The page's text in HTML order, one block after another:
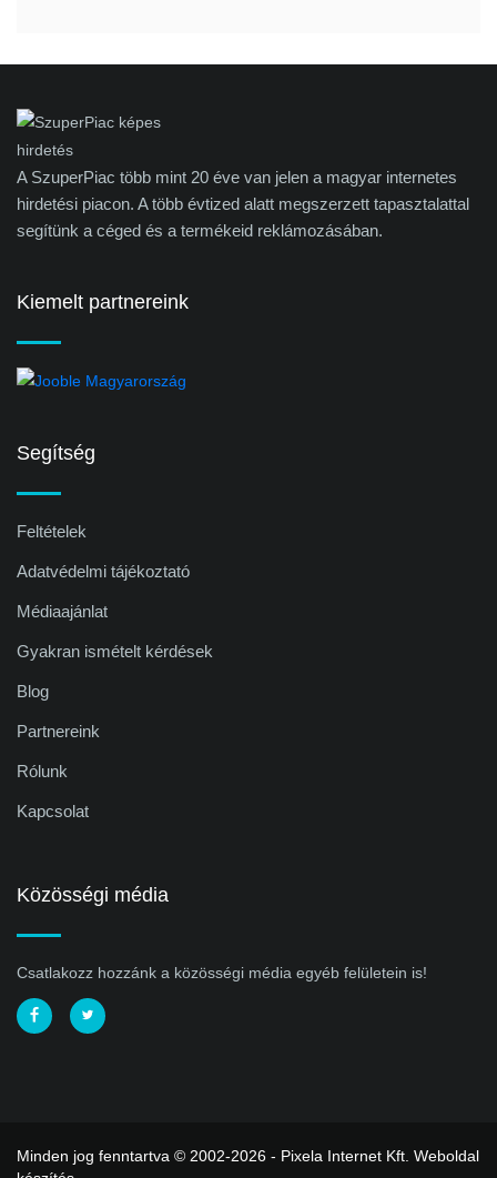
A SzuperPiac több mint 20 éve van jelen a magyar internetes
hirdetési piacon. A több évtized alatt megszerzett tapasztalattal
segítünk a céged és a termékeid reklámozásában.
Kiemelt partnereink
Segítség
Feltételek
Adatvédelmi tájékoztató
Médiaajánlat
Gyakran ismételt kérdések
Blog
Partnereink
Rólunk
Kapcsolat
Közösségi média
Csatlakozz hozzánk a közösségi média egyéb felületein is!
Minden jog fenntartva © 2002-2026 - Pixela Internet Kft. Weboldal